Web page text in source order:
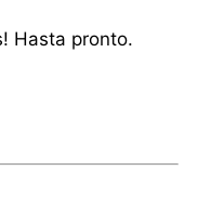
Hasta pronto.